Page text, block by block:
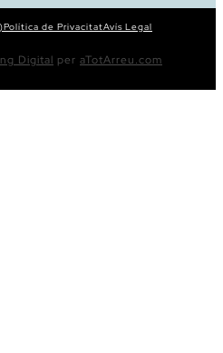
Política de PrivacitatAvís Legal
Digital per aTotArreu.com